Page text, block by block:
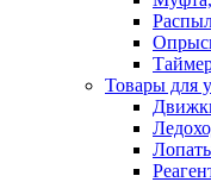
Товары для